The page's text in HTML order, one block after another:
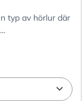
typ av hörlur där